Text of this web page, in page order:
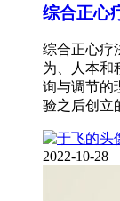
综合正心
综合正心疗
为、人本和
询与调节的
验之后创立
2022-10-28